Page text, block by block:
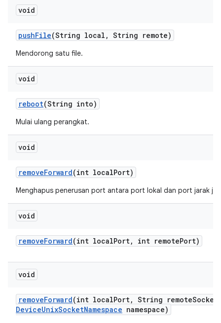
void
pushFile(String local , String remote)
Mendorong satu file.
void
reboot(String into)
Mulai ulang perangkat.
void
removeForward(int localPort)
Menghapus penerusan port antara port lokal dan port jarak
void
removeForward(int localPort, int remotePort)
void
removeForward(int localPort, String remoteSocket
DeviceUnixSocketNamespace namespace)